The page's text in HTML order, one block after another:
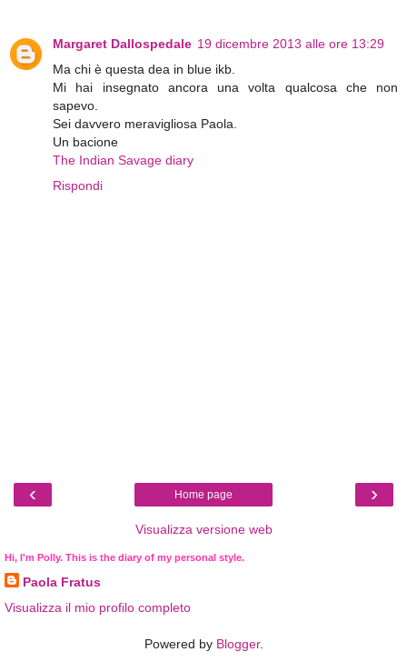
Margaret Dallospedale 19 dicembre 2013 alle ore 13:29
Ma chi è questa dea in blue ikb.
Mi hai insegnato ancora una volta qualcosa che non
sapevo.
Sei davvero meravigliosa Paola.
Un bacione
The Indian Savage diary
Rispondi
‹ ›
Home page
Visualizza versione web
Hi, I'm Polly. This is the diary of my personal style.
Paola Fratus
Visualizza il mio profilo completo
Powered by Blogger.